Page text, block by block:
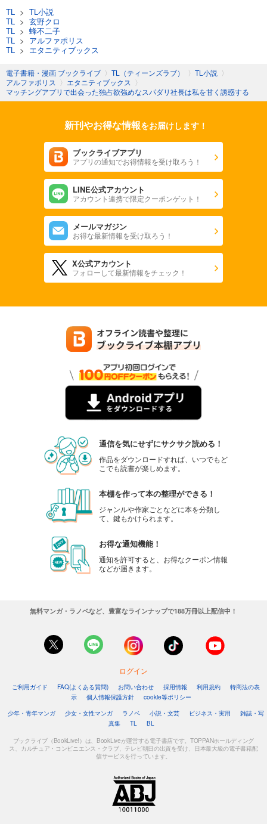
TL > TL小説
TL > 玄野クロ
TL > 蜂不二子
TL > アルファポリス
TL > エタニティブックス
電子書籍・漫画 ブックライブ 〉 TL（ティーンズラブ） 〉 TL小説 〉
アルファポリス 〉 エタニティブックス 〉
マッチングアプリで出会った独占欲強めなスパダリ社長は私を甘く誘惑する
新刊やお得な情報をお届けします！
ブックライブアプリ
アプリの通知でお得情報を受け取ろう！
LINE公式アカウント
アカウント連携で限定クーポンゲット！
メールマガジン
お得な最新情報を受け取ろう！
X公式アカウント
フォローして最新情報をチェック！
通信を気にせずにサクサク読める！
作品をダウンロードすれば、いつでもど
こでも読書が楽しめます。
本棚を作って本の整理ができる！
ジャンルや作家ごとなどに本を分類し
て、鍵もかけられます。
お得な通知機能！
通知を許可すると、お得なクーポン情報
などが届きます。
無料マンガ・ラノベなど、豊富なラインナップで188万冊以上配信中！
ログイン
ご利用ガイド FAQ(よくある質問) お問い合わせ 採用情報 利用規約
特商法の表
示
個人情報保護方針
cookie等ポリシー
少年・青年マンガ
少女・女性マンガ ラノベ 小説・文芸 ビジネス・実用
雑誌・写
真集
TL BL
ブックライブ（BookLive!）は、BookLiveが運営する電子書店です。TOPPANホールディング
ス、カルチュア・コンビニエンス・クラブ、テレビ朝日の出資を受け、日本最大級の電子書籍配
信サービスを行っています。